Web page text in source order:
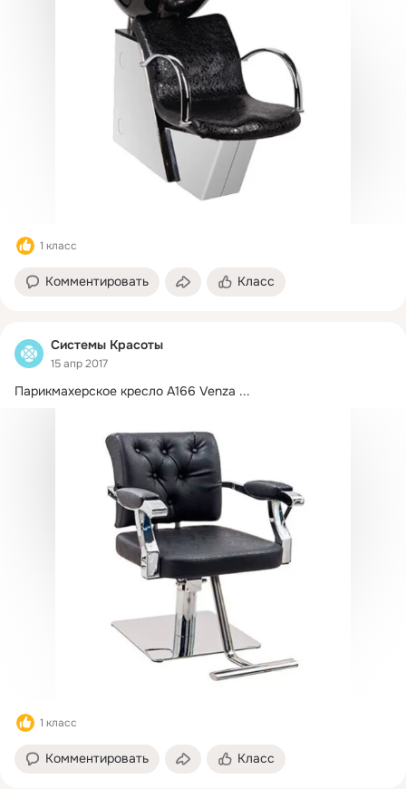
1 класс
Комментировать Класс
Системы Красоты
15 апр 2017
Парикмахерское кресло А166 Venza ...
1 класс
Комментировать Класс